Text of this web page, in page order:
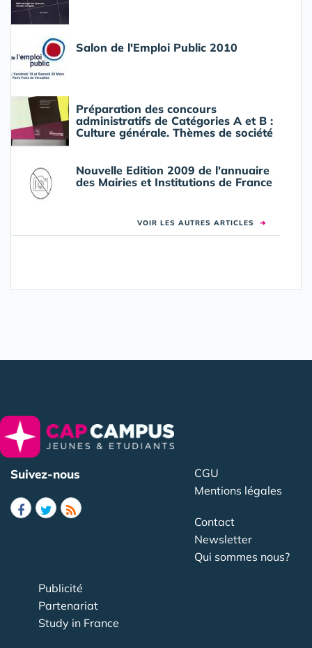
Salon de l'Emploi Public 2010
Préparation des concours
administratifs de Catégories A et B :
Culture générale. Thèmes de société
Nouvelle Edition 2009 de l'annuaire
des Mairies et Institutions de France
VOIR LES AUTRES ARTICLES ➜
Suivez-nous
CGU
Mentions légales
Contact
Newsletter
Qui sommes nous?
Publicité
Partenariat
Study in France